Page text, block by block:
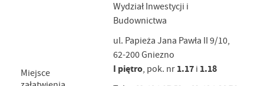
Miejsce
Wydział Inwestycji i
Budownictwa
ul. Papieża Jana Pawła II 9/10,
62-200 Gniezno
I piętro, pok. nr 1.17 i 1.18